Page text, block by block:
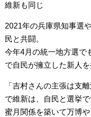
維新も同じ
2021年の兵庫県知事選
民と共闘。
今年4月の統一地方選で
で自民が擁立した新人を
「吉村さんの主張は支
で維新は、自民と選挙
蜜月関係を築いて万博